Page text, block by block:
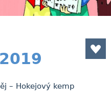
– Hokejový kemp